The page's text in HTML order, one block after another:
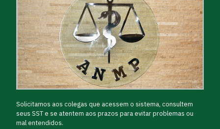
Solicitamos aos colegas que acessem o sistema, consultem
seus SST e se atentem aos prazos para evitar problemas ou
mal entendidos.